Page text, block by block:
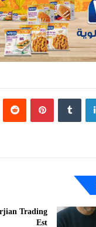
لينكدإن
Trading
Est